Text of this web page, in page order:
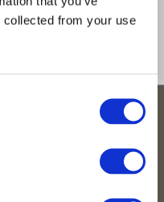
collected from your use
SUR SEMARIS
CONTACTEZ-NOUS